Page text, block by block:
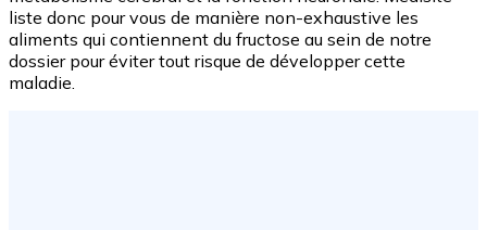
liste donc pour vous de manière non-exhaustive les
aliments qui contiennent du fructose au sein de notre
dossier pour éviter tout risque de développer cette
maladie.